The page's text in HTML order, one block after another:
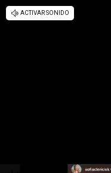
ACTIVAR SONIDO